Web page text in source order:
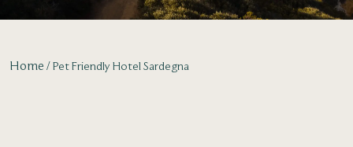
Home Pet Friendly Hotel Sardegna